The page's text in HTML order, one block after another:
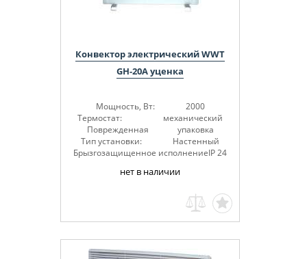
Конвектор электрический WWT
GH-20A уценка
Мощность, Вт: 2000
Термостат: механический
Поврежденная упаковка
Тип установки: Настенный
Брызгозащищенное исполнениеIP 24
нет в наличии